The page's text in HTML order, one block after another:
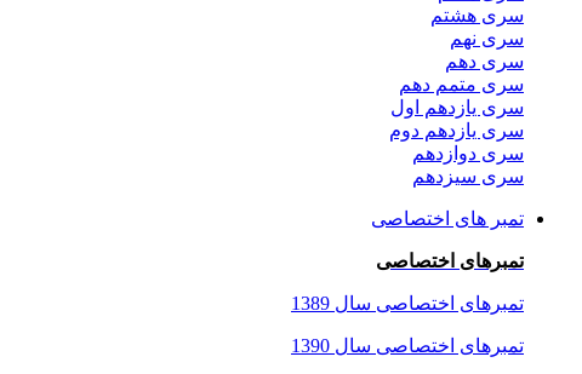
سری هشتم
سری نهم
سری دهم
سری متمم دهم
سری یازدهم اول
سری یازدهم دوم
سری دوازدهم
سری سیزدهم
تمبر های اختصاصی
تمبرهای اختصاصی
تمبرهای اختصاصی سال 1389
تمبرهای اختصاصی سال 1390